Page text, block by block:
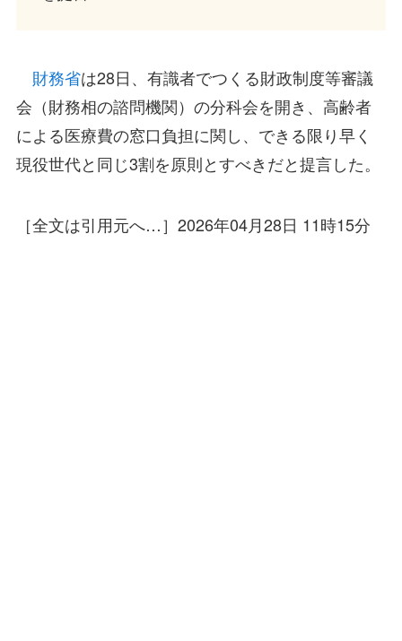
財務省は28日、有識者でつくる財政制度等審議
会（財務相の諮問機関）の分科会を開き、高齢者
による医療費の窓口負担に関し、できる限り早く
現役世代と同じ3割を原則とすべきだと提言した。
［全文は引用元へ…］2026年04月28日 11時15分